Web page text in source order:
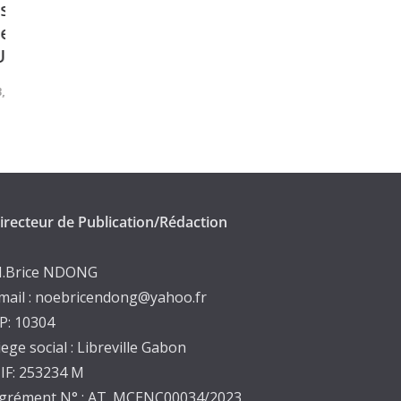
de Publication/Rédaction
NDONG
: noebricendong@yahoo.fr
10304
social : Libreville Gabon
253234 M